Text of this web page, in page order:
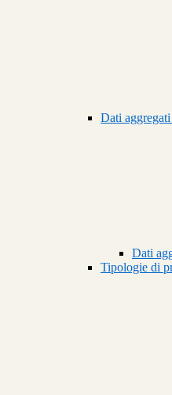
Dati
Dati
Tipologie di